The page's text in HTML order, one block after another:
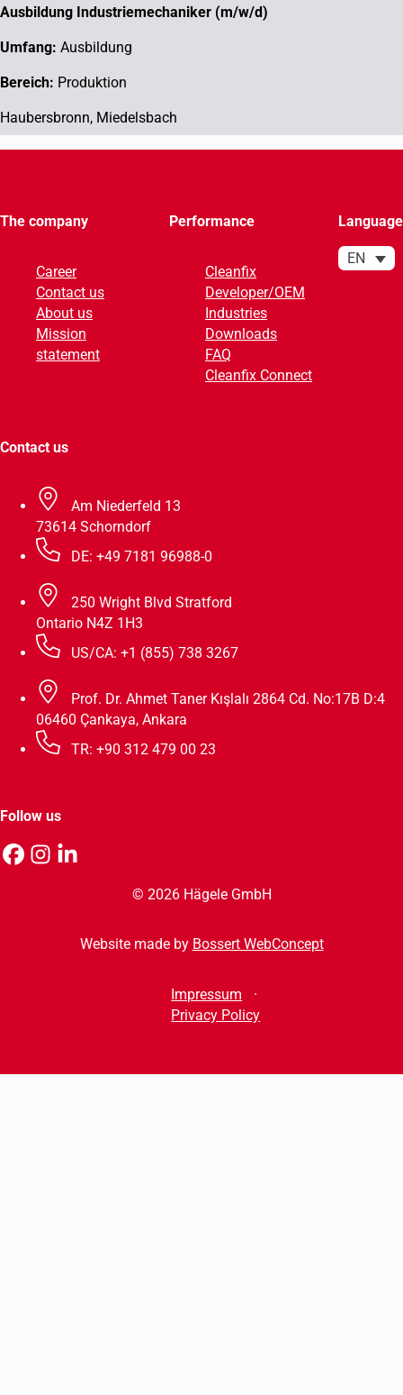
Sales
Arbeitsvorbereitung
Ausbildung Industriemechaniker (m/w/d)
Ausbildung
Produktion
Haubersbronn, Miedelsbach
Contact us
Am Niederfeld 13
73614 Schorndorf
DE: +49 7181 96988-0
250 Wright Blvd Stratford
Ontario N4Z 1H3
US/CA: +1 (855) 738 3267
Prof. Dr. Ahmet Taner Kışlalı 2864 Cd. No:17B D:4
06460 Çankaya, Ankara
TR: +90 312 479 00 23
Follow us
The company
Career
Contact us
About us
Mission
statement
Performance
Cleanfix
Developer/OEM
Industries
Downloads
FAQ
Cleanfix Connect
Language
EN
© 2026 Hägele GmbH
Website made by Bossert WebConcept
Impressum
Privacy Policy